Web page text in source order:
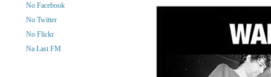
No Facebook
No Twitter
No Flickr
Na Last FM